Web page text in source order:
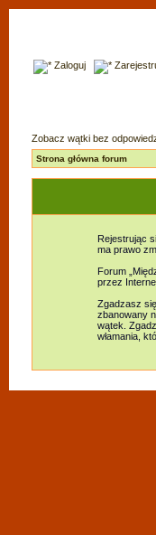
Zaloguj
Zobacz wątki bez
Strona główna forum
Rejestrując
ma prawo
Forum
przez
Zgadzasz
zbanowany
wątek.
włamania,